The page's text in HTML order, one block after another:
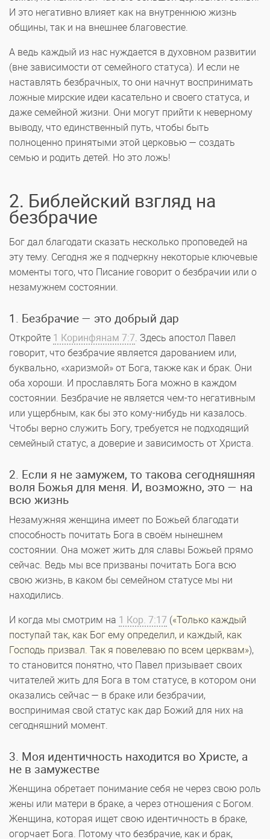
И это негативно влияет как на внутреннюю жизнь
общины, так и на внешнее благовестие.
А ведь каждый из нас нуждается в духовном развитии
(вне зависимости от семейного статуса). И если не
наставлять безбрачных, то они начнут воспринимать
ложные мирские идеи касательно и своего статуса, и
даже семейной жизни. Они могут прийти к неверному
выводу, что единственный путь, чтобы быть
полноценно принятыми этой церковью — создать
семью и родить детей. Но это ложь!
2. Библейский взгляд на
безбрачие
Бог дал благодати сказать несколько проповедей на
эту тему. Сегодня же я подчеркну некоторые ключевые
моменты того, что Писание говорит о безбрачии или о
незамужнем состоянии.
1. Безбрачие — это добрый дар
Откройте 1 Коринфянам 7:7. Здесь апостол Павел
говорит, что безбрачие является дарованием или,
буквально, «харизмой» от Бога, также как и брак. Они
оба хороши. И прославлять Бога можно в каждом
состоянии. Безбрачие не является чем-то негативным
или ущербным, как бы это кому-нибудь ни казалось.
Чтобы верно служить Богу, требуется не подходящий
семейный статус, а доверие и зависимость от Христа.
2. Если я не замужем, то такова сегодняшняя
воля Божья для меня. И, возможно, это — на
всю жизнь
Незамужняя женщина имеет по Божьей благодати
способность почитать Бога в своём нынешнем
состоянии. Она может жить для славы Божьей прямо
сейчас. Ведь мы все призваны почитать Бога всю
свою жизнь, в каком бы семейном статусе мы ни
находились.
И когда мы смотрим на 1 Кор. 7:17 («Только каждый
поступай так, как Бог ему определил, и каждый, как
Господь призвал. Так я повелеваю по всем церквам»),
то становится понятно, что Павел призывает своих
читателей жить для Бога в том статусе, в котором они
оказались сейчас — в браке или безбрачии,
воспринимая свой статус как дар Божий для них на
сегодняшний момент.
3. Моя идентичность находится во Христе, а
не в замужестве
Женщина обретает понимание себя не через свою роль
жены или матери в браке, а через отношения с Богом.
Женщина, которая ищет свою идентичность в браке,
огорчает Бога. Потому что безбрачие, как и брак,